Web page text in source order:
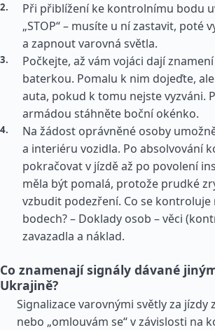
Při přiblížení ke kontrolnímu bodu
„STOP“ – musíte u ní zastavit, poté
a zapnout varovná světla.
Počkejte, až vám vojáci dají
baterkou. Pomalu k nim dojeďte,
auta, pokud k tomu nejste vyzváni.
armádou stáhněte boční okénko.
Na žádost oprávněné osoby
a interiéru vozidla. Po absolvování
pokračovat v jízdě až po povolení
měla být pomalá, protože prudké
vzbudit podezření. Co se
bodech? – Doklady osob – věci
zavazadla a náklad.
Co znamenají signály dávané
Ukrajině?
Signalizace varovnými světly za jízdy
nebo „omlouvám se“ v závislosti na